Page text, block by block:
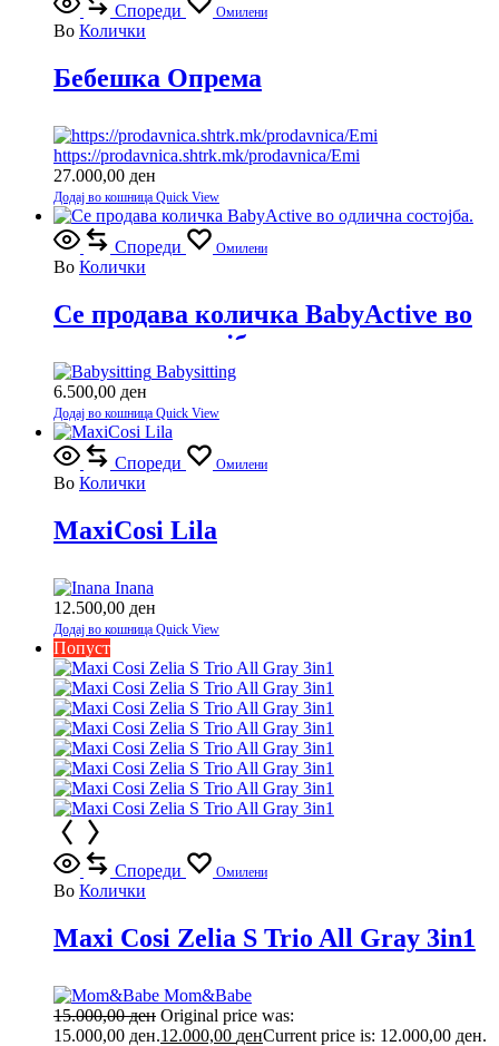
Спореди Омилени
Во Колички
Бебешка Опрема
https://prodavnica.shtrk.mk/prodavnica/Emi
27.000,00 ден
Додај во кошница Quick View
Спореди Омилени
Во Колички
Се продава количка BabyActive во
одлична состојба.
Babysitting
6.500,00 ден
Додај во кошница Quick View
Спореди Омилени
Во Колички
MaxiCosi Lila
Inana
12.500,00 ден
Додај во кошница Quick View
Попуст
Спореди Омилени
Во Колички
Maxi Cosi Zelia S Trio All Gray 3in1
Mom&Babe
15.000,00ден Original price was:
15.000,00 ден.12.000,00 денCurrent price is: 12.000,00 ден.